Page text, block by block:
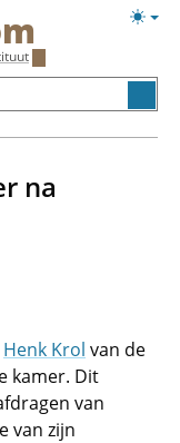
na
Henk Krol van de
kamer. Dit
van
van zijn